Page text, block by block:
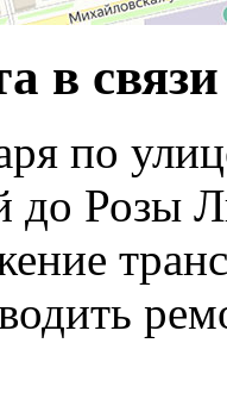
в
по
до Розы